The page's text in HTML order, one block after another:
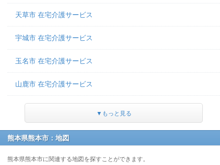
天草市 在宅介護サービス
宇城市 在宅介護サービス
玉名市 在宅介護サービス
山鹿市 在宅介護サービス
▼もっと見る
熊本県熊本市：地図
熊本県熊本市に関連する地図を探すことができます。